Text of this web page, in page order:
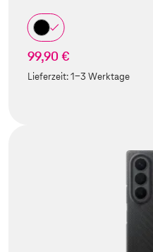
99,90 €
Lieferzeit:1-3 Werktage